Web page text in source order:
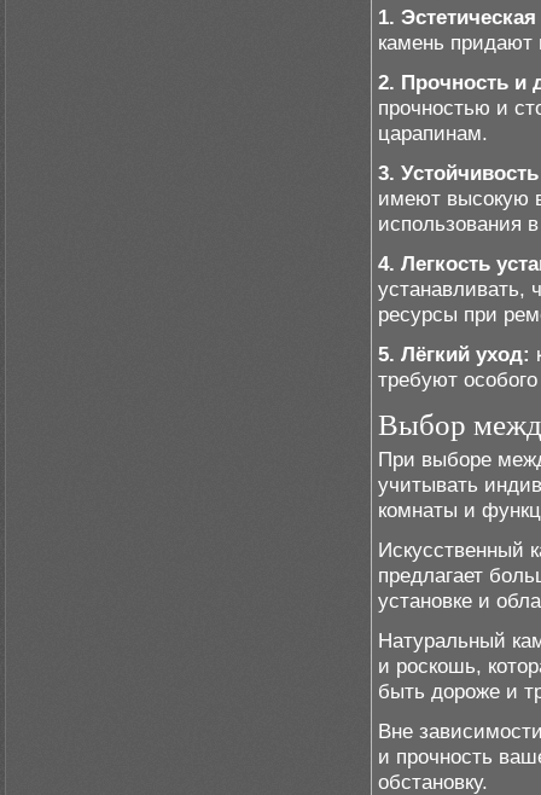
1.
камень придают
2. Прочность и
прочностью и
царапинам.
3.
имеют высокую
использования
4. Легкость
устанавливать,
ресурсы при
5. Лёгкий уход:
требуют
Выбор
При выборе
учитывать
комнаты и
Искусственный
предлагает
установке и
Натуральный
и роскошь,
быть дороже и
Вне
и прочность
обстановку.